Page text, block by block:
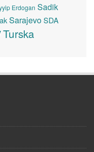
Erdogan Sadik
SarajevoSDA
Turska